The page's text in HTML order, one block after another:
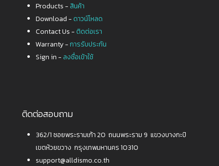
Products - สินค้า
Download - ดาวน์โหลด
Contact Us - ติดต่อเรา
Warranty -การรับประกัน
Sign in - ลงชื่อเข้าใช้
ติดต่อสอบถาม
362/1 ซอยพระรามเก้า 20 ถนนพระราม 9 แขวงบางกะปิ
เขตห้วยขวาง กรุงเทพมหานคร 10310
support@alldismo.co.th